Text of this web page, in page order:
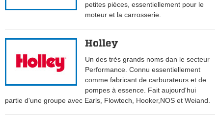
petites pièces, essentiellement pour le
moteur et la carrosserie.
Holley
Un des très grands noms dan le secteur
Performance. Connu essentiellement
comme fabricant de carburateurs et de
pompes à essence. Fait aujourd'hui
partie d'une groupe avec Earls, Flowtech, Hooker,NOS et Weiand.